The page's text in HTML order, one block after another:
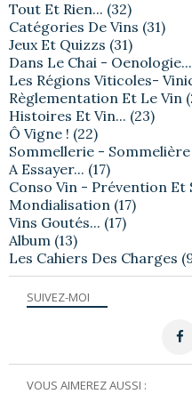
SUIVEZ-MOI
VOUS AIMEREZ AUSSI :
Tout Et Rien... (32)
Catégories De Vins (31)
Jeux Et Quizzs (31)
Dans Le Chai - Oenologie...
Les Régions Viticoles-
Règlementation Et Le Vin
Histoires Et Vin... (23)
Ô Vigne ! (22)
Sommellerie -
A Essayer... (17)
Conso Vin - Prévention Et
Mondialisation (17)
Vins Goutés... (17)
Album (13)
Les Cahiers Des Charges